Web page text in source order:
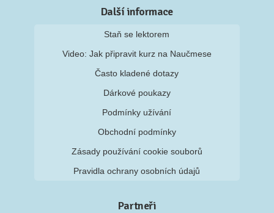
Další informace
Staň se lektorem
Video: Jak připravit kurz na Naučmese
Často kladené dotazy
Dárkové poukazy
Podmínky užívání
Obchodní podmínky
Zásady používání cookie souborů
Pravidla ochrany osobních údajů
Partneři